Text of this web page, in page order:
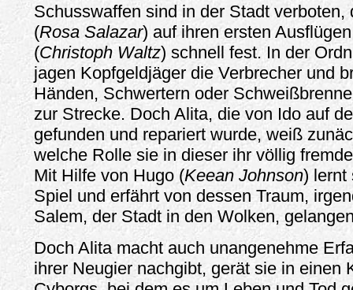
Schusswaffen sind in der Stadt verboten,
(Rosa Salazar) auf ihren ersten
(Christoph Waltz) schnell fest. In der
jagen Kopfgeldjäger die Verbrecher und
Händen, Schwertern oder
zur Strecke. Doch Alita, die von Ido auf
gefunden und repariert wurde, weiß
welche Rolle sie in dieser ihr völlig
Mit Hilfe von Hugo (Keean Johnson) lernt
Spiel und erfährt von dessen Traum,
Salem, der Stadt in den Wolken,
Doch Alita macht auch unangenehme
ihrer Neugier nachgibt, gerät sie in einen